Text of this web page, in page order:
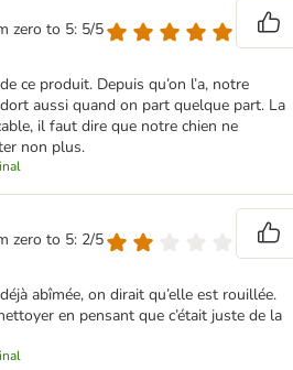
zero to 5: 5/5
ce produit. Depuis qu’on l’a, notre
aussi quand on part quelque part. La
il faut dire que notre chien ne
non plus.
zero to 5: 2/5
abîmée, on dirait qu’elle est rouillée.
en pensant que c’était juste de la